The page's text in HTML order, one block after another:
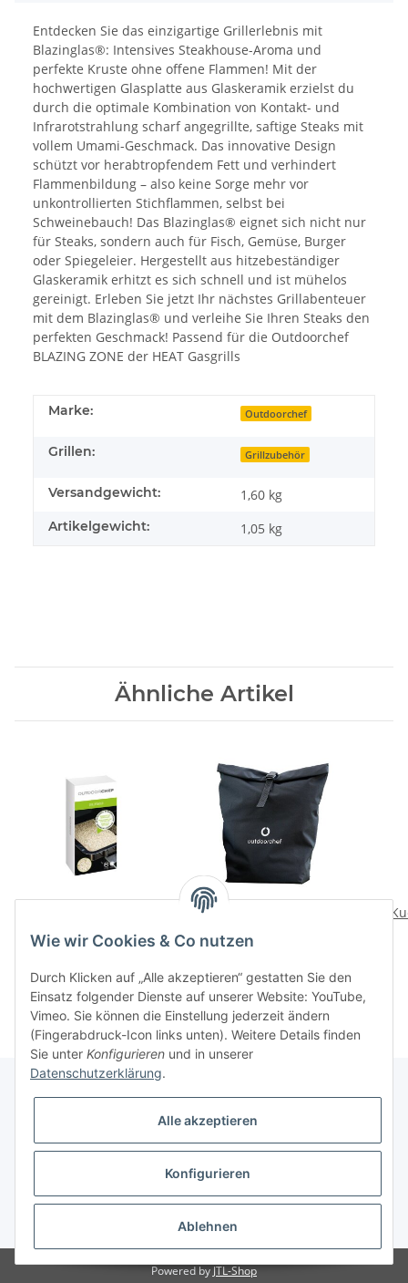
Entdecken Sie das einzigartige Grillerlebnis mit
Blazinglas®: Intensives Steakhouse-Aroma und
perfekte Kruste ohne offene Flammen! Mit der
hochwertigen Glasplatte aus Glaskeramik erzielst du
durch die optimale Kombination von Kontakt- und
Infrarotstrahlung scharf angegrillte, saftige Steaks mit
vollem Umami-Geschmack. Das innovative Design
schützt vor herabtropfendem Fett und verhindert
Flammenbildung – also keine Sorge mehr vor
unkontrollierten Stichflammen, selbst bei
Schweinebauch! Das Blazinglas® eignet sich nicht nur
für Steaks, sondern auch für Fisch, Gemüse, Burger
oder Spiegeleier. Hergestellt aus hitzebeständiger
Glaskeramik erhitzt es sich schnell und ist mühelos
gereinigt. Erleben Sie jetzt Ihr nächstes Grillabenteuer
mit dem Blazinglas® und verleihe Sie Ihren Steaks den
perfekten Geschmack! Passend für die Outdoorchef
BLAZING ZONE der HEAT Gasgrills
Marke: Outdoorchef
Grillen: Grillzubehör
Versandgewicht: 1,60 kg
Artikelgewicht: 1,05 kg
Ähnliche Artikel
15,90 CHF*
Aufbewahrungstasche
49,95 CHF
Gesetzliche Informationen
* Alle Preise inkl. gesetzlicher USt., zzgl.Versand
Powered byJTL-Shop
Wie wir Cookies & Co nutzen
Durch Klicken auf „Alle akzeptieren“ gestatten Sie den
Einsatz folgender Dienste auf unserer Website: YouTube,
Vimeo. Sie können die Einstellung jederzeit ändern
(Fingerabdruck-Icon links unten). Weitere Details finden
Sie unter Konfigurieren und in unserer
Datenschutzerklärung.
Alle akzeptieren
Konfigurieren
Ablehnen